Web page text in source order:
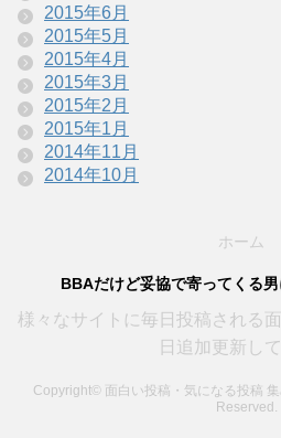
2015年6月
2015年5月
2015年4月
2015年3月
2015年2月
2015年1月
2014年11月
2014年10月
ホーム
BBAだけど妥協で寄ってくる
様々なサイトに毎日投稿される
日追加更新し
Copyright© 面白い投稿・気になる投稿
Reserved.